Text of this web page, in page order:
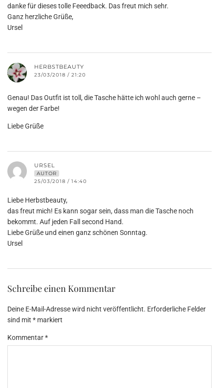
danke für dieses tolle Feeedback. Das freut mich sehr.
Ganz herzliche Grüße,
Ursel
HERBSTBEAUTY
23/03/2018 / 21:20
Genau! Das Outfit ist toll, die Tasche hätte ich wohl auch gerne –
wegen der Farbe!
Liebe Grüße
URSEL
AUTOR
25/03/2018 / 14:40
Liebe Herbstbeauty,
das freut mich! Es kann sogar sein, dass man die Tasche noch
bekommt. Auf jeden Fall second Hand.
Liebe Grüße und einen ganz schönen Sonntag.
Ursel
Schreibe einen Kommentar
Deine E-Mail-Adresse wird nicht veröffentlicht. Erforderliche Felder
sind mit * markiert
Kommentar*